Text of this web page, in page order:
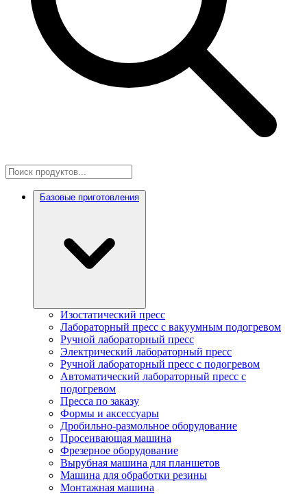
Базовые приготовления
Изостатический пресс
Лабораторный пресс с вакуумным подогревом
Ручной лабораторный пресс
Электрический лабораторный пресс
Ручной лабораторный пресс с подогревом
Автоматический лабораторный пресс с
подогревом
Пресса по заказу
Формы и аксессуары
Дробильно-размольное оборудование
Просеивающая машина
Фрезерное оборудование
Вырубная машина для планшетов
Машина для обработки резины
Монтажная машина